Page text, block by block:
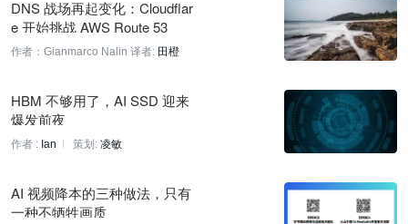
54 分钟前
LangChain 解读 RLM 概念及 deepagents 集成应用
MIT CSAIL 剖析 AI 模型隐藏供应链的复杂性与脆弱性
58 分钟前
DNS 战场再起变化：Cloudflar
e 开始挑战 AWS Route 53
作者：Gianmarco Nalin 译者: 田橙
HBM 不够用了，AI SSD 迎来
爆发前夜
作者 : Ian 策划: 凌敏
AI 视频降本的三种做法，只有
一种不牺牲画质